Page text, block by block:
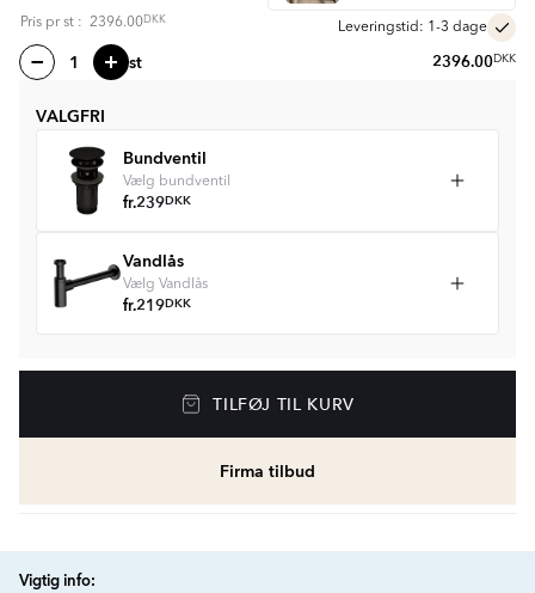
Pris pr st : 2396.00DKK
Leveringstid: 1-3 dage
st 2396.00DKK
VALGFRI
Bundventil
Vælg bundventil
fr.239DKK
Vandlås
Vælg Vandlås
fr.219DKK
TILFØJ TIL KURV
Firma tilbud
Vigtig info: